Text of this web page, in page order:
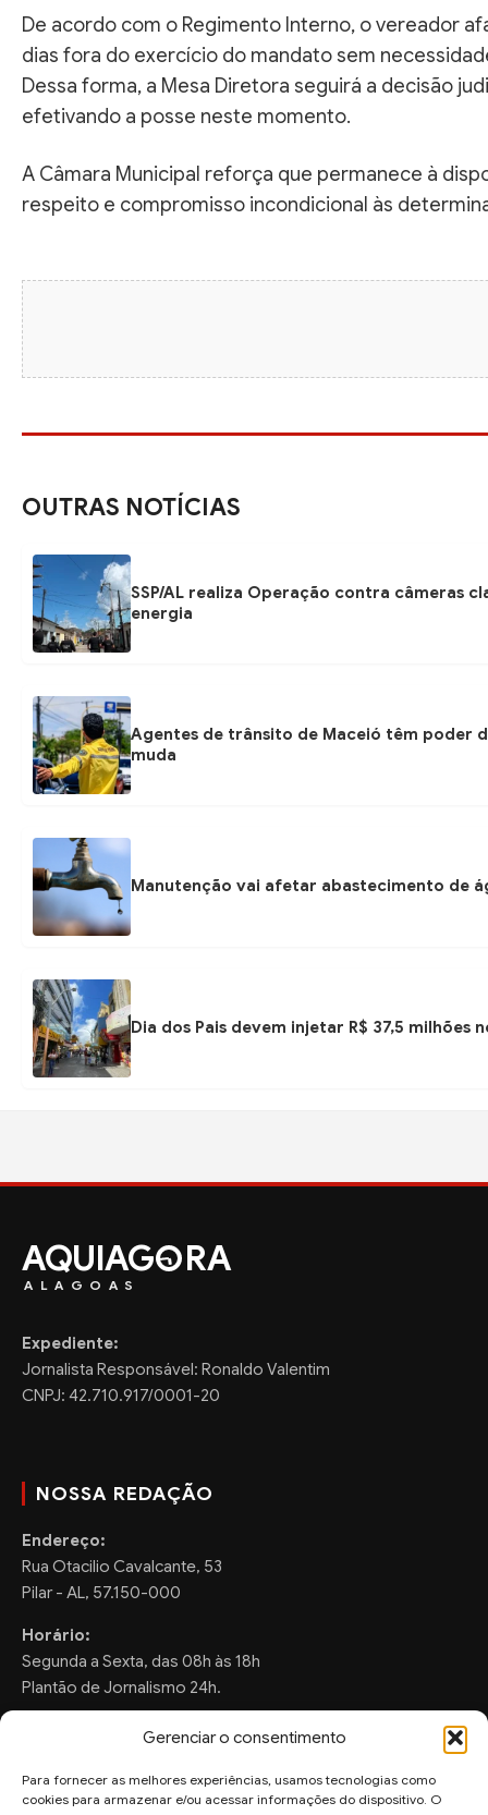
Gerenciar o consentimento
Para fornecer as melhores experiências, usamos tecnologias como
cookies para armazenar e/ou acessar informações do dispositivo. O
De acordo com o Regimento Interno, o vereador
dias fora do exercício do mandato sem
Dessa forma, a Mesa Diretora seguirá a decisão
efetivando a posse neste momento.
A Câmara Municipal reforça que permanece à
respeito e compromisso incondicional às
OUTRAS NOTÍCIAS
SSP/AL realiza Operação contra câmeras
energia
Agentes de trânsito de Maceió têm poder
muda
Manutenção vai afetar abastecimento de
Dia dos Pais devem injetar R$ 37,5 milhões
AQUIAG RA
ALAGOAS
Expediente:
Jornalista Responsável: Ronaldo Valentim
CNPJ: 42.710.917/0001-20
NOSSA REDAÇÃO
Endereço:
Rua Otacilio Cavalcante, 53
Pilar - AL, 57.150-000
Horário:
Segunda a Sexta, das 08h às 18h
Plantão de Jornalismo 24h.
FALE CONOSCO